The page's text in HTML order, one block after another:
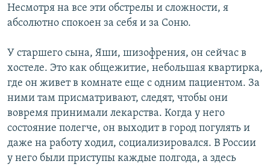
Несмотря на все эти обстрелы и сложности, я
абсолютно спокоен за себя и за Соню.
У старшего сына, Яши, шизофрения, он сейчас в
хостеле. Это как общежитие, небольшая квартирка,
где он живет в комнате еще с одним пациентом. За
ними там присматривают, следят, чтобы они
вовремя принимали лекарства. Когда у него
состояние полегче, он выходит в город погулять и
даже на работу ходил, социализировался. В России
у него были приступы каждые полгода, а здесь